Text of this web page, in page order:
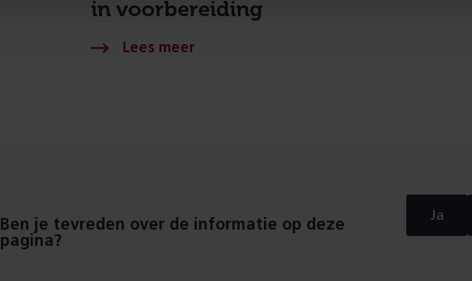
in voorbereiding
Ben je tevreden over de informatie op deze
pagina?
Ja